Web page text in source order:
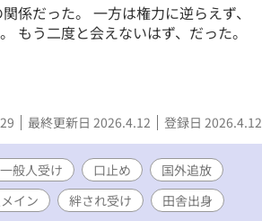
係だった。 一方は権力に逆らえず、
もう二度と会えないはず、だった。
最終更新日 2026.4.12 登録日 2026.4.12
般人受け 口止め
国外追放
イン 絆され受け 田舎出身